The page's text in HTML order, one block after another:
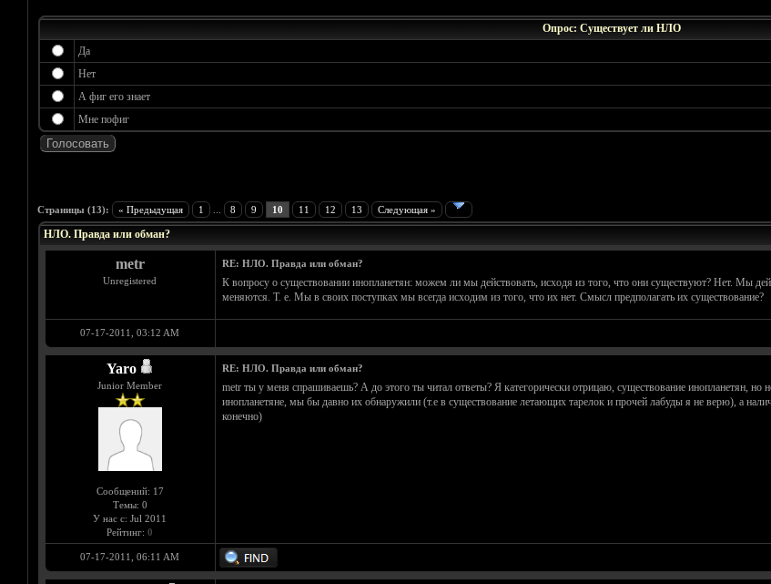
Опрос: Существует ли НЛО
Да
Нет
А фиг его знает
Мне пофиг
Страницы (13): « Предыдущая 1 8 9 10 11 12 13 Следующая »
Голосов: 2 - Средняя оценка: 4.5
1
2
3
4
5
НЛО. Правда или обман?
metr
Unregistered
RE: НЛО. Правда или обман?
К вопросу о существовании инопланетян: можем ли мы действовать, исходя из того, что они существуют? Нет. Мы
меняются. Т. е. Мы в своих поступках мы всегда исходим из того, что их нет. Смысл предполагать их существование?
07-17-2011, 03:12 AM
Yaro
Junior Member
Сообщений: 17
Темы: 0
У нас с: Jul 2011
Рейтинг: 0
RE: НЛО. Правда или обман?
metr ты у меня спрашиваешь? А до этого ты читал ответы? Я категорически отрицаю, существование инопланетян,
инопланетяне, мы бы давно их обнаружили (т.е в существование летающих тарелок и прочей лабуды я не верю), а
конечно)
07-17-2011, 06:11 AM